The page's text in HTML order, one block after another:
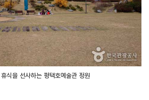
식을 선사하는 평택호예술관 정원